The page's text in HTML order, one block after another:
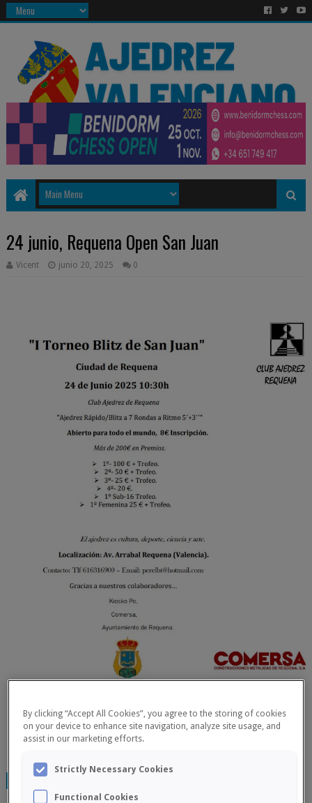
24 junio, Requena Open San Juan
Vicent junio 20, 2025 0
By clicking “Accept All Cookies”, you agree to the storing of cookies
on your device to enhance site navigation, analyze site usage, and
assist in our marketing efforts.
Strictly Necessary Cookies
Functional Cookies